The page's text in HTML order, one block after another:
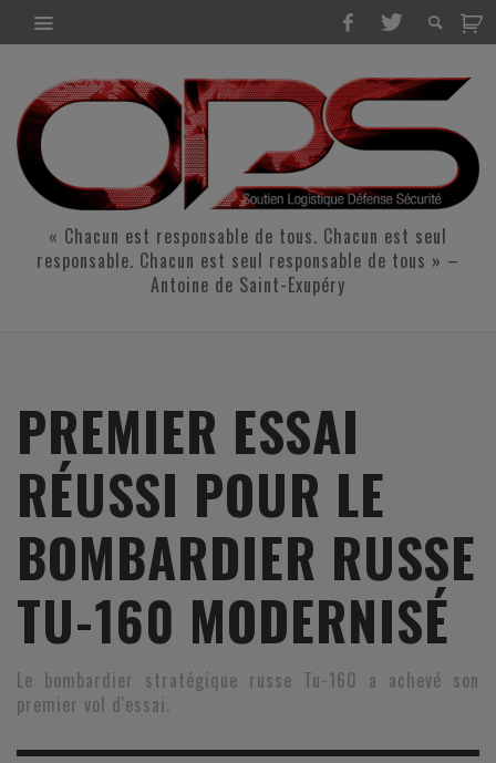
« Chacun est responsable de tous. Chacun est seul
responsable. Chacun est seul responsable de tous » –
Antoine de Saint-Exupéry
PREMIER ESSAI
RÉUSSI POUR LE
BOMBARDIER RUSSE
TU-160 MODERNISÉ
Le bombardier stratégique russe Tu-160 a achevé son
premier vol d'essai.